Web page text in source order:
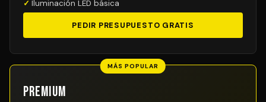
Iluminación LED básica
PEDIR PRESUPUESTO GRATIS
MÁS POPULAR
Premium